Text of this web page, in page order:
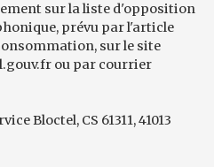
sur la liste d'opposition
prévu par l'article
sur le site
ou par courrier
Bloctel, CS 61311, 41013